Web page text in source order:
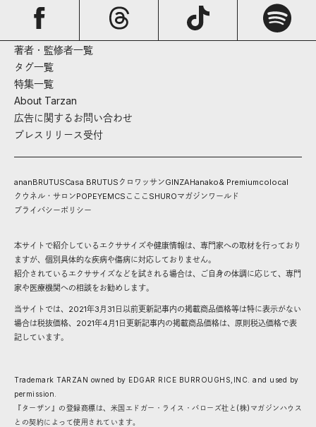
著者・監修者一覧
タグ一覧
特集一覧
About Tarzan
広告に関するお問い合わせ
プレスリリース受付
ananBRUTUSCasa BRUTUS クロワッサンGINZAHanako& Premiumcolocal
クウネル・サロンPOPEYEMCS こここ SHUROマガジンワールド
プライバシーポリシー
本サイトで紹介しているエクササイズや健康情報は、専門家への取材を行っており
ますが、個別具体的な疾病や傷病に対応しておりません。
紹介されているエクササイズなどを試される場合は、ご自身の体調に応じて、専門
家や医療機関への相談をお勧めします。
当サイトでは、2021年3月31日以前更新記事内の掲載商品価格等は特に表示がない
場合は税抜価格、2021年4月1日更新記事内の掲載商品価格は、原則税込価格で表
記しています。
Trademark TARZAN owned by EDGAR RICE BURROUGHS,INC. and used by
permission.
『ターザン』の登録商標は、米国エドガー・ライス・バローズ社と(株)マガジンハウス
との契約によって使用されています。